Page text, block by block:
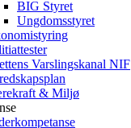
BIG Styret
Ungdomsstyret
Varslingskanal NIF
& Miljø